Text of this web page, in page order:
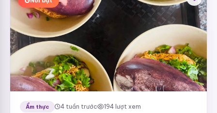
Ẩm thực 4 tuần trước 194 lượt xem